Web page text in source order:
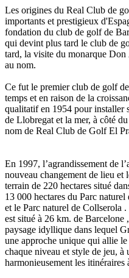
Les origines du Real Club de
importants et prestigieux
fondation du club de golf de
qui devint plus tard le club de
tard, la visite du monarque
au nom.
Ce fut le premier club de golf
temps et en raison de la
qualitatif en 1954 pour installer
de Llobregat et la mer, à côté
nom de Real Club de Golf El
En 1997, l’agrandissement de
nouveau changement de lieu
terrain de 220 hectares situé
13 000 hectares du Parc
et le Parc naturel de Collserola
est situé à 26 km. de Barcelone
paysage idyllique dans lequel
une approche unique qui allie
chaque niveau et style de jeu, à
harmonieusement les itinéraires